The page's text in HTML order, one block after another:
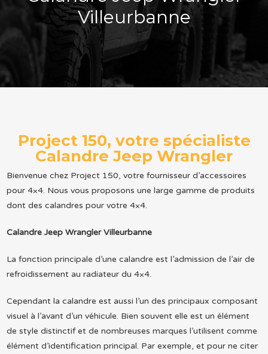
Villeurbanne
Project 150, votre spécialiste
Calandre Jeep Wrangler
Bienvenue chez Project 150, votre fournisseur d’accessoires
pour 4×4. Nous vous proposons une large gamme de produits
dont des calandres pour votre 4×4.
Calandre Jeep Wrangler Villeurbanne
La fonction principale d’une calandre est l’admission de l’air de
refroidissement au radiateur du 4×4.
Cependant la calandre est aussi l’un des principaux composant
visuel à l’avant d’un véhicule. Bien souvent elle est un élément
de style distinctif et de nombreuses marques l’utilisent comme
élément d’identification principal. Par exemple, et pour ne citer